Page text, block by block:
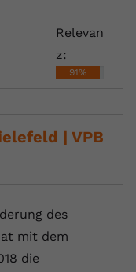
Relevan
z:
91%
| VPB
des
mit dem
die